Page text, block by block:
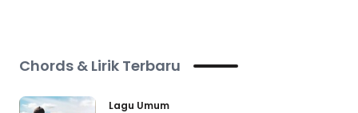
Chords & Lirik Terbaru
Lagu Umum